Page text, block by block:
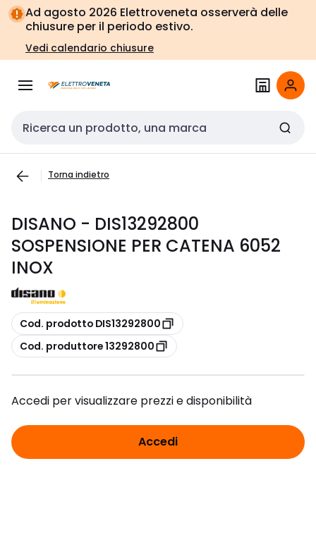
Vai alla
navigazione
Vai
alla
pagina
Ad agosto 2026 Elettroveneta osserverà delle
chiusure per il periodo estivo.
Vedi calendario chiusure
Cerca input
Torna indietro
DISANO - DIS13292800
SOSPENSIONE PER CATENA 6052
INOX
copia
Cod. prodotto DIS13292800
copia
Cod. produttore 13292800
Accedi per visualizzare prezzi e disponibilità
Accedi